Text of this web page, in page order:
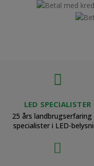
LED SPECIALISTER
25 års
specialister i LED-